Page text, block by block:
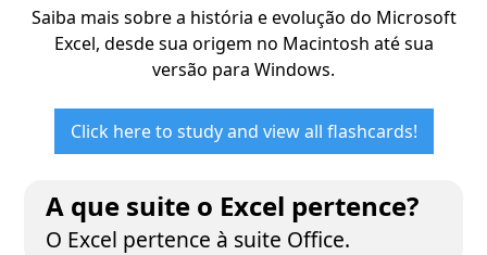
Saiba mais sobre a história e evolução do Microsoft
Excel, desde sua origem no Macintosh até sua
versão para Windows.
Click here to study and view all flashcards!
A que suite o Excel pertence?
O Excel pertence à suite Office.